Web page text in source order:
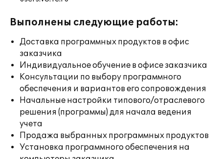
Выполнены следующие работы:
Доставка программных продуктов в офис
заказчика
Индивидуальное обучение в офисе заказчика
Консультации по выбору программного
обеспечения и вариантов его сопровождения
Начальные настройки типового/отраслевого
решения (программы) для начала ведения
учета
Продажа выбранных программных продуктов
Установка программного обеспечения на